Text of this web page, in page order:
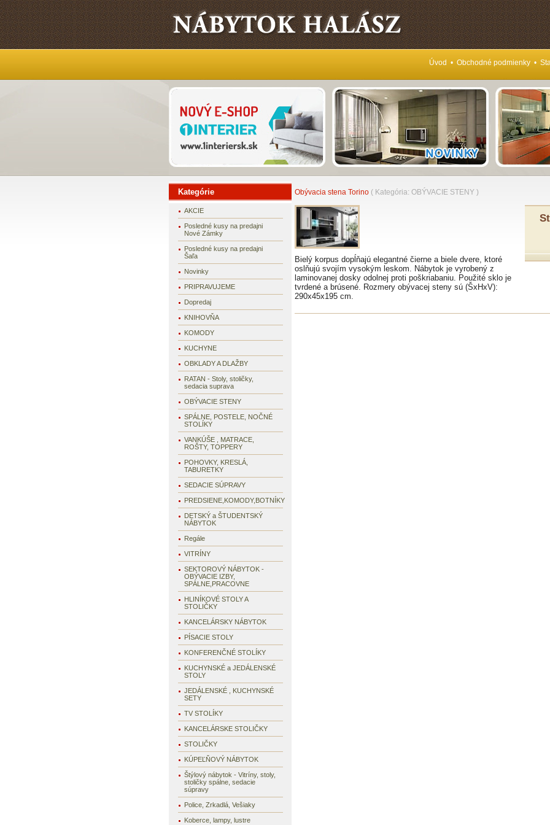
Úvod • Obchodné podmienky•
Kategórie
AKCIE
Posledné kusy na predajni
Nové Zámky
Posledné kusy na predajni
Šaľa
Novinky
PRIPRAVUJEME
Dopredaj
KNIHOVŇA
KOMODY
KUCHYNE
OBKLADY A DLAŽBY
RATAN - Stoly, stoličky,
sedacia suprava
OBÝVACIE STENY
SPÁLNE, POSTELE, NOČNÉ
STOLÍKY
VANKÚŠE , MATRACE,
ROŠTY, TOPPERY
POHOVKY, KRESLÁ,
TABURETKY
SEDACIE SÚPRAVY
PREDSIENE,KOMODY,BOTNÍKY
DETSKÝ a ŠTUDENTSKÝ
NÁBYTOK
Regále
VITRÍNY
SEKTOROVÝ NÁBYTOK -
OBÝVACIE IZBY,
SPÁLNE,PRACOVNE
HLINÍKOVÉ STOLY A
STOLIČKY
KANCELÁRSKY NÁBYTOK
PÍSACIE STOLY
KONFERENČNÉ STOLÍKY
KUCHYNSKÉ a JEDÁLENSKÉ
STOLY
JEDÁLENSKÉ , KUCHYNSKÉ
SETY
TV STOLÍKY
KANCELÁRSKE STOLIČKY
STOLIČKY
KÚPEĽŇOVÝ NÁBYTOK
Štýlový nábytok - Vitríny, stoly,
stoličky spálne, sedacie
súpravy
Police, Zrkadlá, Vešiaky
Koberce, lampy, lustre
Obývacia stena Torino ( Kategória: OBÝVACIE STENY)
Bielý korpus dopĺňajú elegantné čierne a biele dvere, ktoré
oslňujú svojím vysokým leskom. Nábytok je vyrobený z
laminovanej dosky odolnej proti poškriabaniu. Použité sklo je
tvrdené a brúsené. Rozmery obývacej steny sú (ŠxHxV):
290x45x195 cm.